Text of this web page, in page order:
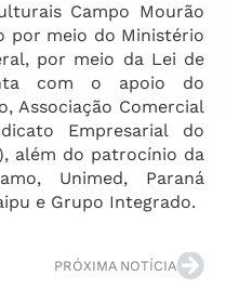
Campo Mourão
por meio do Ministério
por meio da Lei de
com o apoio do
Associação Comercial
Empresarial do
além do patrocínio da
Unimed, Paraná
e Grupo Integrado.
PRÓXIMA NOTÍCIA